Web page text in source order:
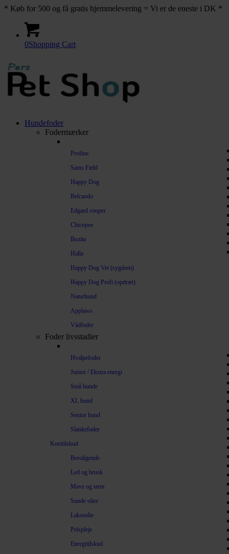
* Køb for 500 og få gratis hjemmelevering = Vi er de eneste i DK *
0Shopping Cart
Hundefoder
Fodermærker
Profine
Sams Field
Happy Dog
Belcando
Edgard cooper
Chicopee
Bozita
Halla
Happy Dog Vet (sygdom)
Happy Dog Profi (opdræt)
Naturhund
Applaws
Vådfoder
Foder livsstadier
Hvalpefoder
Junior / Ekstra energi
Små hunde
XL hund
Senior hund
Slankefoder
Kosttilskud
Beroligende
Led og brusk
Mave og tarm
Sunde olier
Lakseolie
Pelspleje
Energitilskud